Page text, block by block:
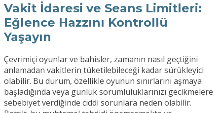
Vakit İdaresi ve Seans Limitleri:
Eğlence Hazzını Kontrollü
Yaşayın
Çevrimiçi oyunlar ve bahisler, zamanın nasıl geçtiğini
anlamadan vakitlerin tüketilebileceği kadar sürükleyici
olabilir. Bu durum, özellikle oyunun sınırlarını aşmaya
başladığında veya günlük sorumluluklarınızı gecikmelere
sebebiyet verdiğinde ciddi sorunlara neden olabilir.